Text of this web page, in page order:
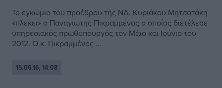
Το εγκώμιο του προέδρου της ΝΔ, Κυριάκου Μητσοτάκη
«πλέκει» ο Παναγιώτης Πικραμμένος ο οποίος διετέλεσε
υπηρεσιακός πρωθυπουργός τον Μάιο και Ιούνιο του
2012. Ο κ. Πικραμμένος ...
15.06.16, 14:08